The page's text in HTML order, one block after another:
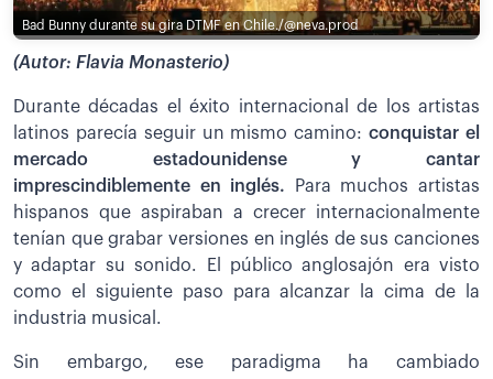
Bad Bunny durante su gira DTMF en Chile./@neva.prod
(Autor: Flavia Monasterio)
Durante décadas el éxito internacional de los artistas
latinos parecía seguir un mismo camino:conquistar el
mercado estadounidense y cantar
imprescindiblemente en inglés. Para muchos artistas
hispanos que aspiraban a crecer internacionalmente
tenían que grabar versiones en inglés de sus canciones
y adaptar su sonido. El público anglosajón era visto
como el siguiente paso para alcanzar la cima de la
industria musical.
Sin embargo, ese paradigma ha cambiado